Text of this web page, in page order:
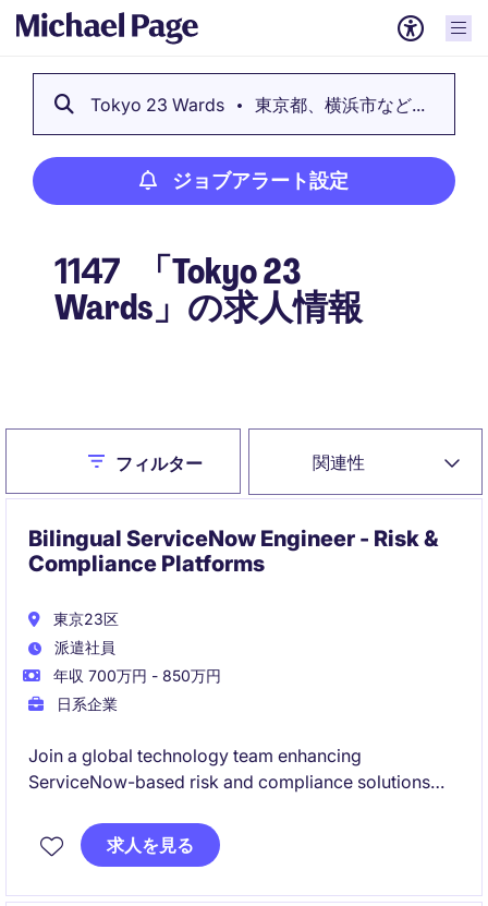
Tokyo 23 Wards 東京都、横浜市など...
ジョブアラート設定
1147 「Tokyo 23
Wards」の求人情報
関連性
Closeフィルター
Bilingual ServiceNow Engineer - Risk &
Compliance Platforms
東京23区
派遣社員
年収 700万円 - 850万円
日系企業
Join a global technology team enhancing
ServiceNow-based risk and compliance solutions
on platform engineering with stakeholder
collaboration to deliver reliable, scalable IRM and
求人を見る